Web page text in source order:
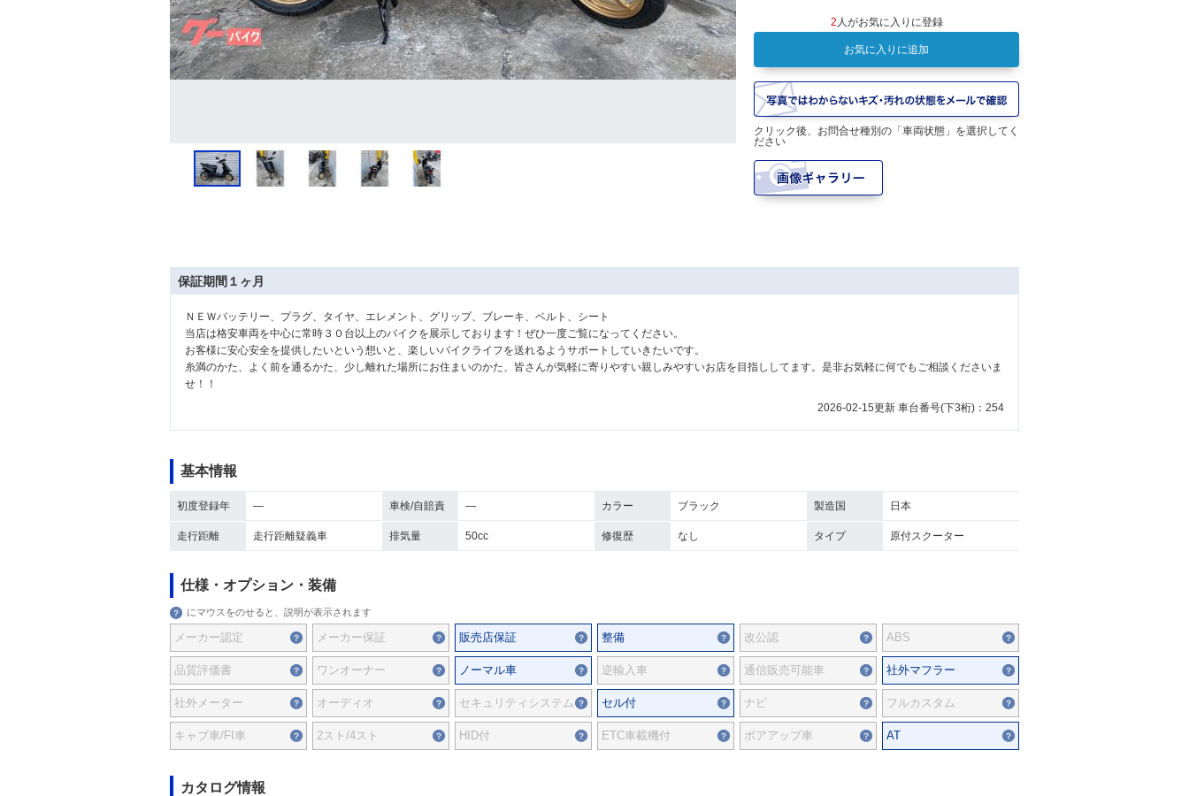
2 人がお気に入りに登録
お気に入りに追加
クリック後、お問合せ種別の「車両状態」を選択してく
ださい
保証期間１ヶ月
ＮＥＷバッテリー、プラグ、タイヤ、エレメント、グリップ、ブレーキ、ベルト、シート
当店は格安車両を中心に常時３０台以上のバイクを展示しております！ぜひ一度ご覧になってください。
お客様に安心安全を提供したいという想いと、楽しいバイクライフを送れるようサポートしていきたいです。
糸満のかた、よく前を通るかた、少し離れた場所にお住まいのかた、皆さんが気軽に寄りやすい親しみやすいお店を目指ししてます。是非お気軽に何でもご相談くださいま
せ！！
2026-02-15更新 車台番号(下3桁)：254
基本情報
初度登録年 ― 車検/自賠責 ― カラー ブラック 製造国 日本
走行距離 走行距離疑義車 排気量 50cc 修復歴 なし タイプ 原付スクーター
仕様・オプション・装備
にマウスをのせると、説明が表示されます
メーカー認定 メーカー保証 販売店保証 整備 改公認 ABS
品質評価書 ワンオーナー ノーマル車 逆輸入車 通信販売可能車 社外マフラー
社外メーター オーディオ セキュリティシステム セル付 ナビ フルカスタム
キャブ車/FI車 2スト/4スト HID付 ETC車載機付 ボアアップ車 AT
カタログ情報